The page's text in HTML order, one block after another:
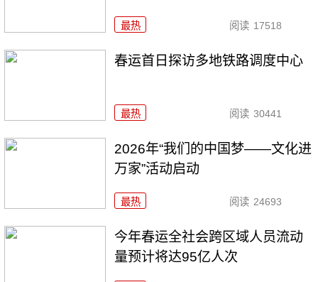
最热 阅读 17518
春运首日探访多地铁路调度中心
最热 阅读 30441
2026年“我们的中国梦——文化进
万家”活动启动
最热 阅读 24693
今年春运全社会跨区域人员流动
量预计将达95亿人次